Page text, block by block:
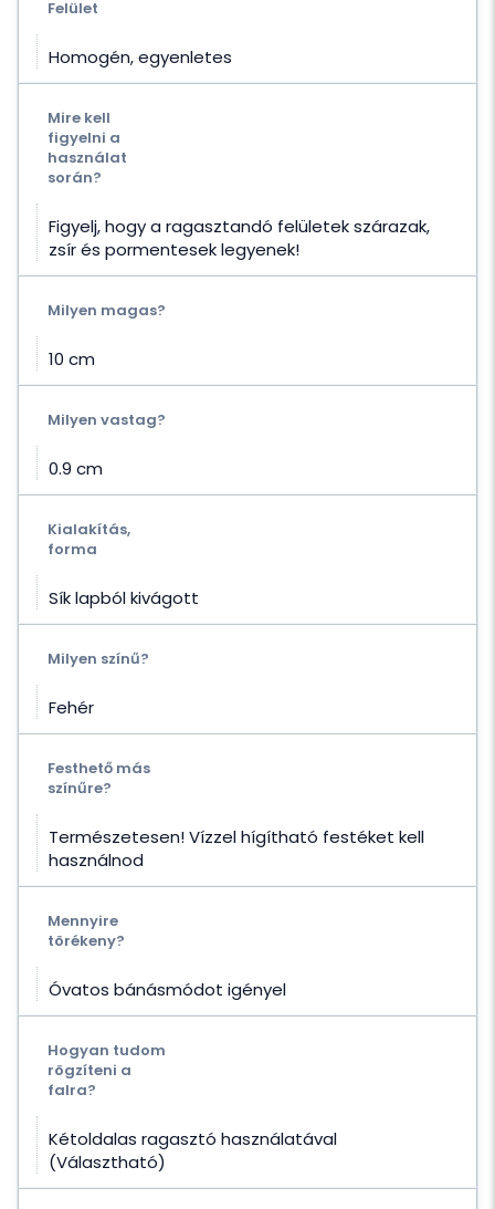
Felület
Homogén, egyenletes
Mire kell
figyelni a
használat
során?
Figyelj, hogy a ragasztandó felületek szárazak,
zsír és pormentesek legyenek!
Milyen magas?
10 cm
Milyen vastag?
0.9 cm
Kialakítás,
forma
Sík lapból kivágott
Milyen színű?
Fehér
Festhető más
színűre?
Természetesen! Vízzel hígítható festéket kell
használnod
Mennyire
törékeny?
Óvatos bánásmódot igényel
Hogyan tudom
rögzíteni a
falra?
Kétoldalas ragasztó használatával
(Választható)